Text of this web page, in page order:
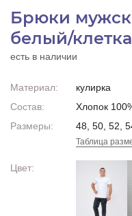
Брюки
белый/клетка
есть в наличии
Материал:
кулирка
Состав:
Хлопок
Размеры:
48, 50, 52,
Таблица
Цвет: